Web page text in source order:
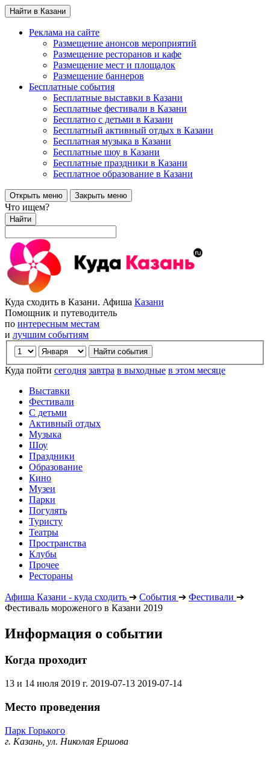
Найти в Казани
Реклама на сайте
Размещение анонсов мероприятий
Размещение ресторанов и кафе
Размещение мест и площадок
Размещение баннеров
Бесплатные события
Бесплатные выставки в Казани
Бесплатные фестивали в Казани
Бесплатно с детьми в Казани
Бесплатный активный отдых в Казани
Бесплатная музыка в Казани
Бесплатные шоу в Казани
Бесплатные праздники в Казани
Бесплатное образование в Казани
Открыть меню Закрыть меню
Что ищем?
Найти
Куда сходить в Казани. Афиша Казани
Помощник и путеводитель
по интересным местам
и лучшим событиям
Куда пойти сегодня завтра в выходные в этом месяце
Выставки
Фестивали
С детьми
Активный отдых
Музыка
Шоу
Праздники
Образование
Кино
Музеи
Парки
Погулять
Туристу
Театры
Пространства
Клубы
Прочее
Рестораны
Афиша Казани - куда сходить ➔ События ➔ Фестивали ➔
Фестиваль мороженого в Казани 2019
Информация о событии
Когда проходит
13 и 14 июля 2019 г. 2019-07-13 2019-07-14
Место проведения
Парк Горького
г. Казань, ул. Николая Ершова